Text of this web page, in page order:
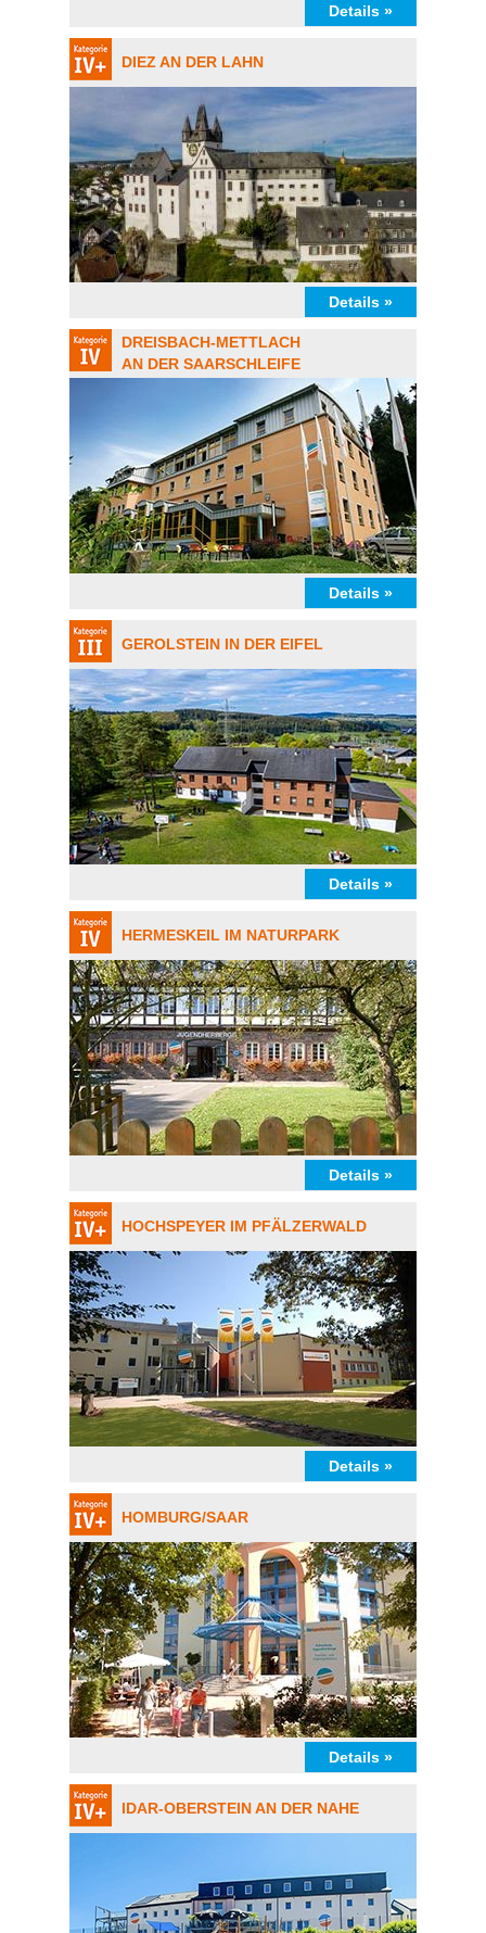
Details »
DIEZ AN DER LAHN
Details »
DREISBACH-METTLACH
AN DER SAARSCHLEIFE
Details »
GEROLSTEIN IN DER EIFEL
Details »
HERMESKEIL IM NATURPARK
Details »
HOCHSPEYER IM PFÄLZERWALD
Details »
HOMBURG/SAAR
Details »
IDAR-OBERSTEIN AN DER NAHE